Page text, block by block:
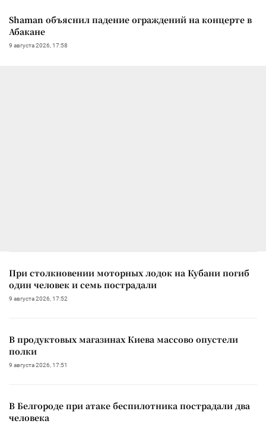
Shaman объяснил падение ограждений на концерте в
Абакане
9 августа 2026, 17:58
При столкновении моторных лодок на Кубани погиб
один человек и семь пострадали
9 августа 2026, 17:52
В продуктовых магазинах Киева массово опустели
полки
9 августа 2026, 17:51
В Белгороде при атаке беспилотника пострадали два
человека